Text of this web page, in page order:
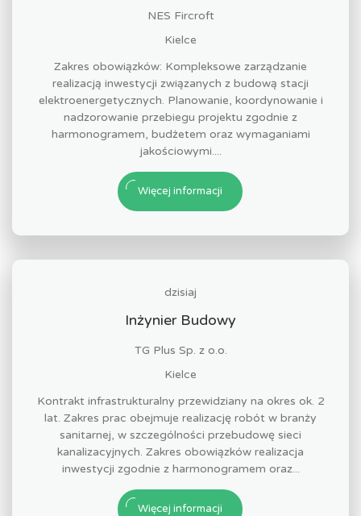
NES Fircroft
Kielce
Zakres obowiązków: Kompleksowe zarządzanie
realizacją inwestycji związanych z budową stacji
elektroenergetycznych. Planowanie, koordynowanie i
nadzorowanie przebiegu projektu zgodnie z
harmonogramem, budżetem oraz wymaganiami
jakościowymi....
Więcej informacji
dzisiaj
Inżynier Budowy
TG Plus Sp. z o.o.
Kielce
Kontrakt infrastrukturalny przewidziany na okres ok. 2
lat. Zakres prac obejmuje realizację robót w branży
sanitarnej, w szczególności przebudowę sieci
kanalizacyjnych. Zakres obowiązków realizacja
inwestycji zgodnie z harmonogramem oraz...
Więcej informacji